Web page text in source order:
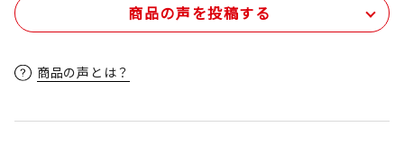
商品の声を投稿する
商品の声とは？